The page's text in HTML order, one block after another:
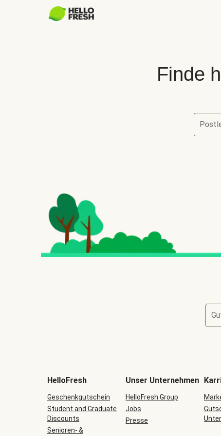
Finde
HelloFresh
Geschenkgutschein
Student and Graduate
Discounts
Senioren- &
Unser Unternehmen
HelloFresh Group
Jobs
Presse